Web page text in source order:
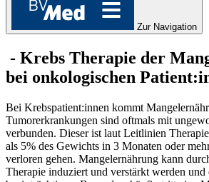
Zur Navigation
- Krebs Therapie der
bei onkologischen
Bei Krebspatient:innen kommt
Tumorerkrankungen sind oftmals mit
verbunden. Dieser ist laut Leitlinien
als 5% des Gewichts in 3 Monaten oder
verloren gehen. Mangelernährung kann
Therapie induziert und verstärkt werden